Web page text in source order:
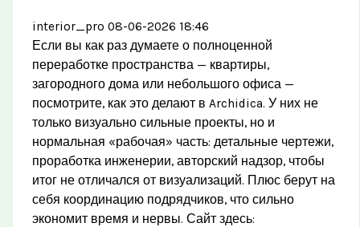
interior_pro 08-06-2026 18:46
Если вы как раз думаете о полноценной
переработке пространства — квартиры,
загородного дома или небольшого офиса —
посмотрите, как это делают в Archidica. У них не
только визуально сильные проекты, но и
нормальная «рабочая» часть: детальные чертежи,
проработка инженерии, авторский надзор, чтобы
итог не отличался от визуализаций. Плюс берут на
себя координацию подрядчиков, что сильно
экономит время и нервы. Сайт здесь: